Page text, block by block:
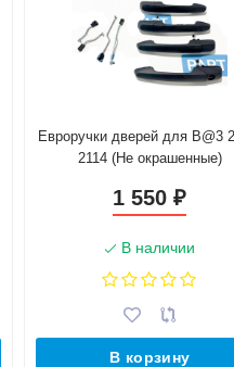
Евроручки дверей для B@3
2114 (Не окрашенные)
1 550₽
В наличии
В корзину